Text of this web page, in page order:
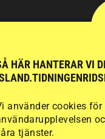
HÄR HANTERAR VI
använder cookies
tjänster.